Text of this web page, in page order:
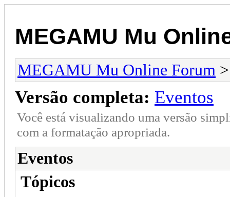
MEGAMU Mu
MEGAMU Mu Online Forum
Versão completa: Eventos
Você está visualizando uma versão
com a formatação apropriada.
Eventos
Tópicos